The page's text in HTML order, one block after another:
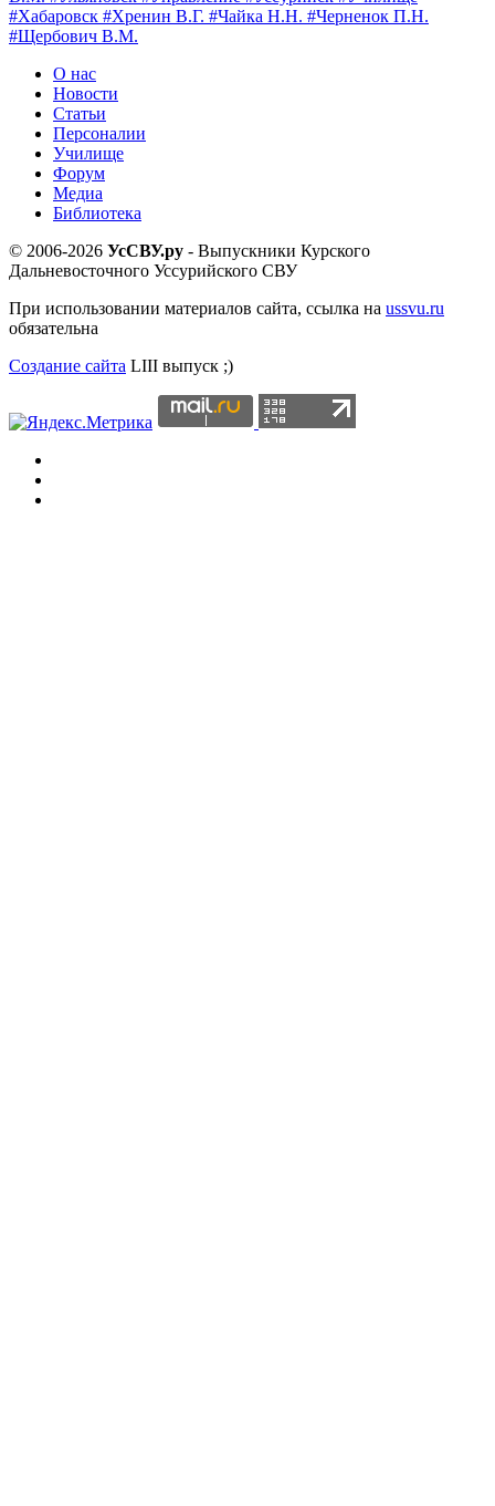
#Хабаровск #Хренин В.Г. #Чайка Н.Н. #Черненок П.Н.
#Щербович В.М.
О нас
Новости
Статьи
Персоналии
Училище
Форум
Медиа
Библиотека
© 2006-2026 УсСВУ.ру - Выпускники Курского
Дальневосточного Уссурийского СВУ
При использовании материалов сайта, ссылка на ussvu.ru
обязательна
Создание сайта LIII выпуск ;)